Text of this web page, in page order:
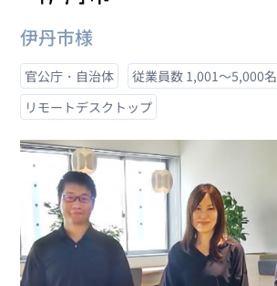
高水準のセキ
自治体のご担
当者様へ
界のご担当者
様へ
公開しないセキュアなVPN
Splashtop for
CACHATTO
セキュリティも便利機能も充
実リモートデスクトップ
セキュアブラ
ウザ
軽微な業務に最適なPC向け
セキュアブラウザ
伊丹市様
官公庁・自治体
従業員数 1,001～5,000名
リモートデスクトップ